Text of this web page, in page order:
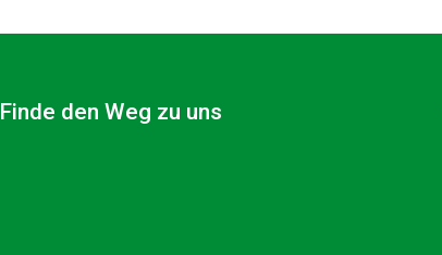
Finde den Weg zu uns